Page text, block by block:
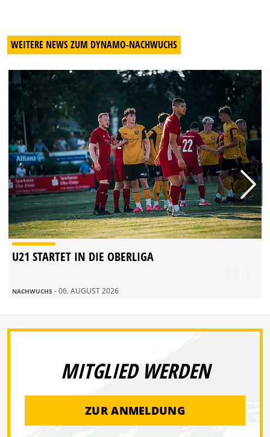
WEITERE NEWS ZUM DYNAMO-NACHWUCHS
U21 STARTET IN DIE OBERLIGA
NACHWUCHS - 06. AUGUST 2026
MITGLIED WERDEN
ZUR ANMELDUNG